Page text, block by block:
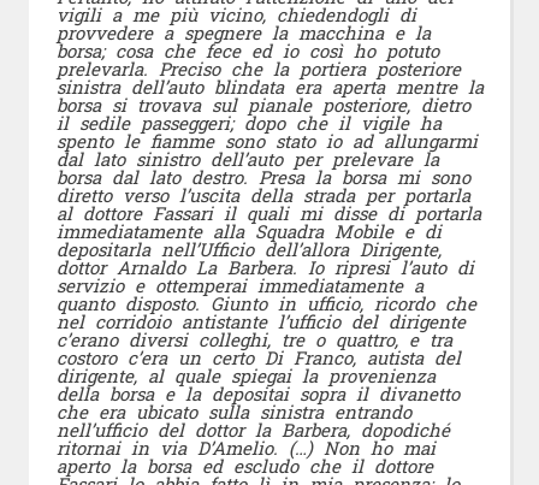
vigili a me più vicino, chiedendogli di
provvedere a spegnere la macchina e la
borsa; cosa che fece ed io così ho potuto
prelevarla. Preciso che la portiera posteriore
sinistra dell’auto blindata era aperta mentre la
borsa si trovava sul pianale posteriore, dietro
il sedile passeggeri; dopo che il vigile ha
spento le fiamme sono stato io ad allungarmi
dal lato sinistro dell’auto per prelevare la
borsa dal lato destro. Presa la borsa mi sono
diretto verso l’uscita della strada per portarla
al dottore Fassari il quali mi disse di portarla
immediatamente alla Squadra Mobile e di
depositarla nell’Ufficio dell’allora Dirigente,
dottor Arnaldo La Barbera. Io ripresi l’auto di
servizio e ottemperai immediatamente a
quanto disposto. Giunto in ufficio, ricordo che
nel corridoio antistante l’ufficio del dirigente
c’erano diversi colleghi, tre o quattro, e tra
costoro c’era un certo Di Franco, autista del
dirigente, al quale spiegai la provenienza
della borsa e la depositai sopra il divanetto
che era ubicato sulla sinistra entrando
nell’ufficio del dottor la Barbera, dopodiché
ritornai in via D’Amelio. (…) Non ho mai
aperto la borsa ed escludo che il dottore